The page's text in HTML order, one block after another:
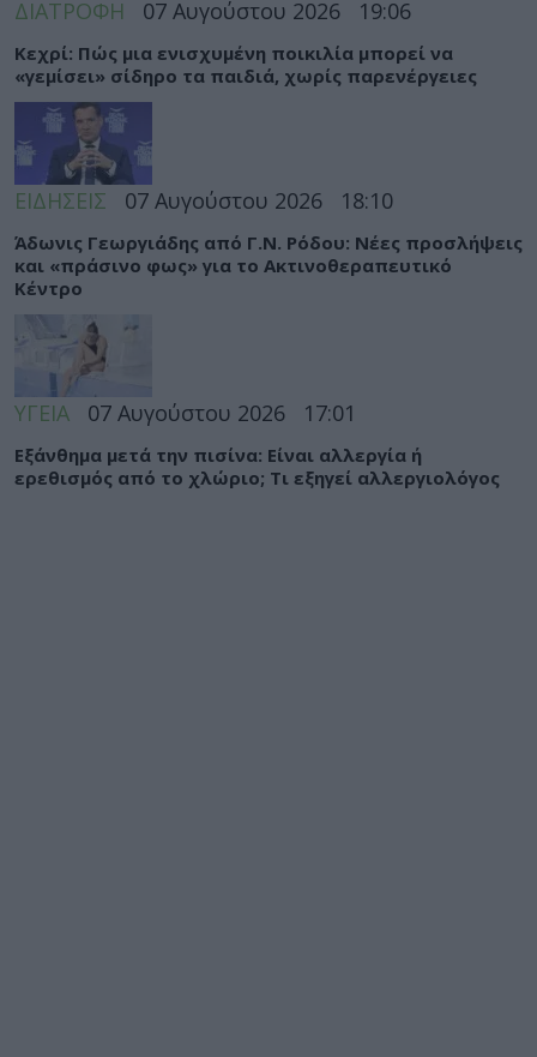
ΔΙΑΤΡΟΦΗ 07 Αυγούστου 2026 19:06
Κεχρί: Πώς μια ενισχυμένη ποικιλία μπορεί να
«γεμίσει» σίδηρο τα παιδιά, χωρίς παρενέργειες
ΕΙΔΗΣΕΙΣ 07 Αυγούστου 2026 18:10
Άδωνις Γεωργιάδης από Γ.Ν. Ρόδου: Νέες προσλήψεις
και «πράσινο φως» για το Ακτινοθεραπευτικό
Κέντρο
ΥΓΕΙΑ 07 Αυγούστου 2026 17:01
Εξάνθημα μετά την πισίνα: Είναι αλλεργία ή
ερεθισμός από το χλώριο; Τι εξηγεί αλλεργιολόγος